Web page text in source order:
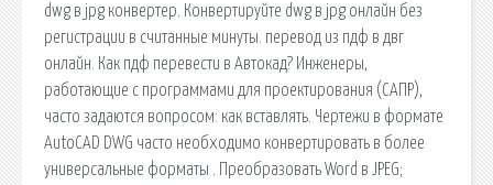
dwg в jpg конвертер. Конвертируйте dwg в jpg онлайн без
регистрации в считанные минуты. перевод из пдф в двг
онлайн. Как пдф перевести в Автокад? Инженеры,
работающие с программами для проектирования (САПР),
часто задаются вопросом: как вставлять. Чертежи в формате
AutoCAD DWG часто необходимо конвертировать в более
универсальные форматы . Преобразовать Word в JPEG;